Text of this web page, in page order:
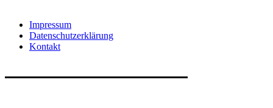
Impressum
Datenschutzerklärung
Kontakt